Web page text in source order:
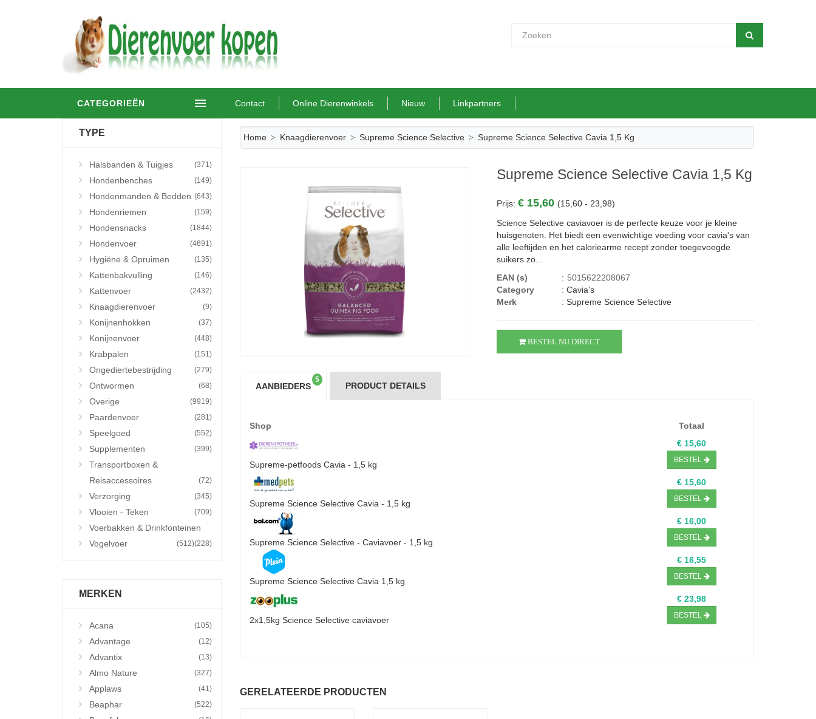
CATEGORIEËN Contact Online Dierenwinkels Nieuw Linkpartners
TYPE
Halsbanden & Tuigjes (371)
Hondenbenches (149)
Hondenmanden & Bedden (643)
Hondenriemen (159)
Hondensnacks (1844)
Hondenvoer (4691)
Hygiëne & Opruimen (135)
Kattenbakvulling (146)
Kattenvoer (2432)
Knaagdierenvoer (9)
Konijnenhokken (37)
Konijnenvoer (448)
Krabpalen (151)
Ongediertebestrijding (279)
Ontwormen (68)
Overige (9919)
Paardenvoer (281)
Speelgoed (552)
Supplementen (399)
Transportboxen &
Reisaccessoires
(72)
Verzorging (345)
Vlooien - Teken (709)
Voerbakken & Drinkfonteinen
(228)
Vogelvoer (512)
MERKEN
Acana (105)
Advantage (12)
Advantix (13)
Almo Nature (327)
Applaws (41)
Beaphar (522)
Home Knaagdierenvoer Supreme Science Selective Supreme Science Selective Cavia 1,5 Kg
Supreme Science Selective Cavia 1,5 Kg
Prijs:€ 15,60 (15,60 - 23,98)
Science Selective caviavoer is de perfecte keuze voor je kleine
huisgenoten. Het biedt een evenwichtige voeding voor cavia's van
alle leeftijden en het caloriearme recept zonder toegevoegde
suikers zo...
EAN (s)
: 5015622208067
Category
:Cavia's
Merk
:Supreme Science Selective
BESTEL NU DIRECT
AANBIEDERS
5
PRODUCT DETAILS
Shop Totaal
Supreme-petfoods Cavia - 1,5 kg
€ 15,60
BESTEL
Supreme Science Selective Cavia - 1,5 kg
€ 15,60
BESTEL
Supreme Science Selective - Caviavoer - 1,5 kg
€ 16,00
BESTEL
Supreme Science Selective Cavia 1,5 kg
€ 16,55
BESTEL
2x1,5kg Science Selective caviavoer
€ 23,98
BESTEL
GERELATEERDE PRODUCTEN